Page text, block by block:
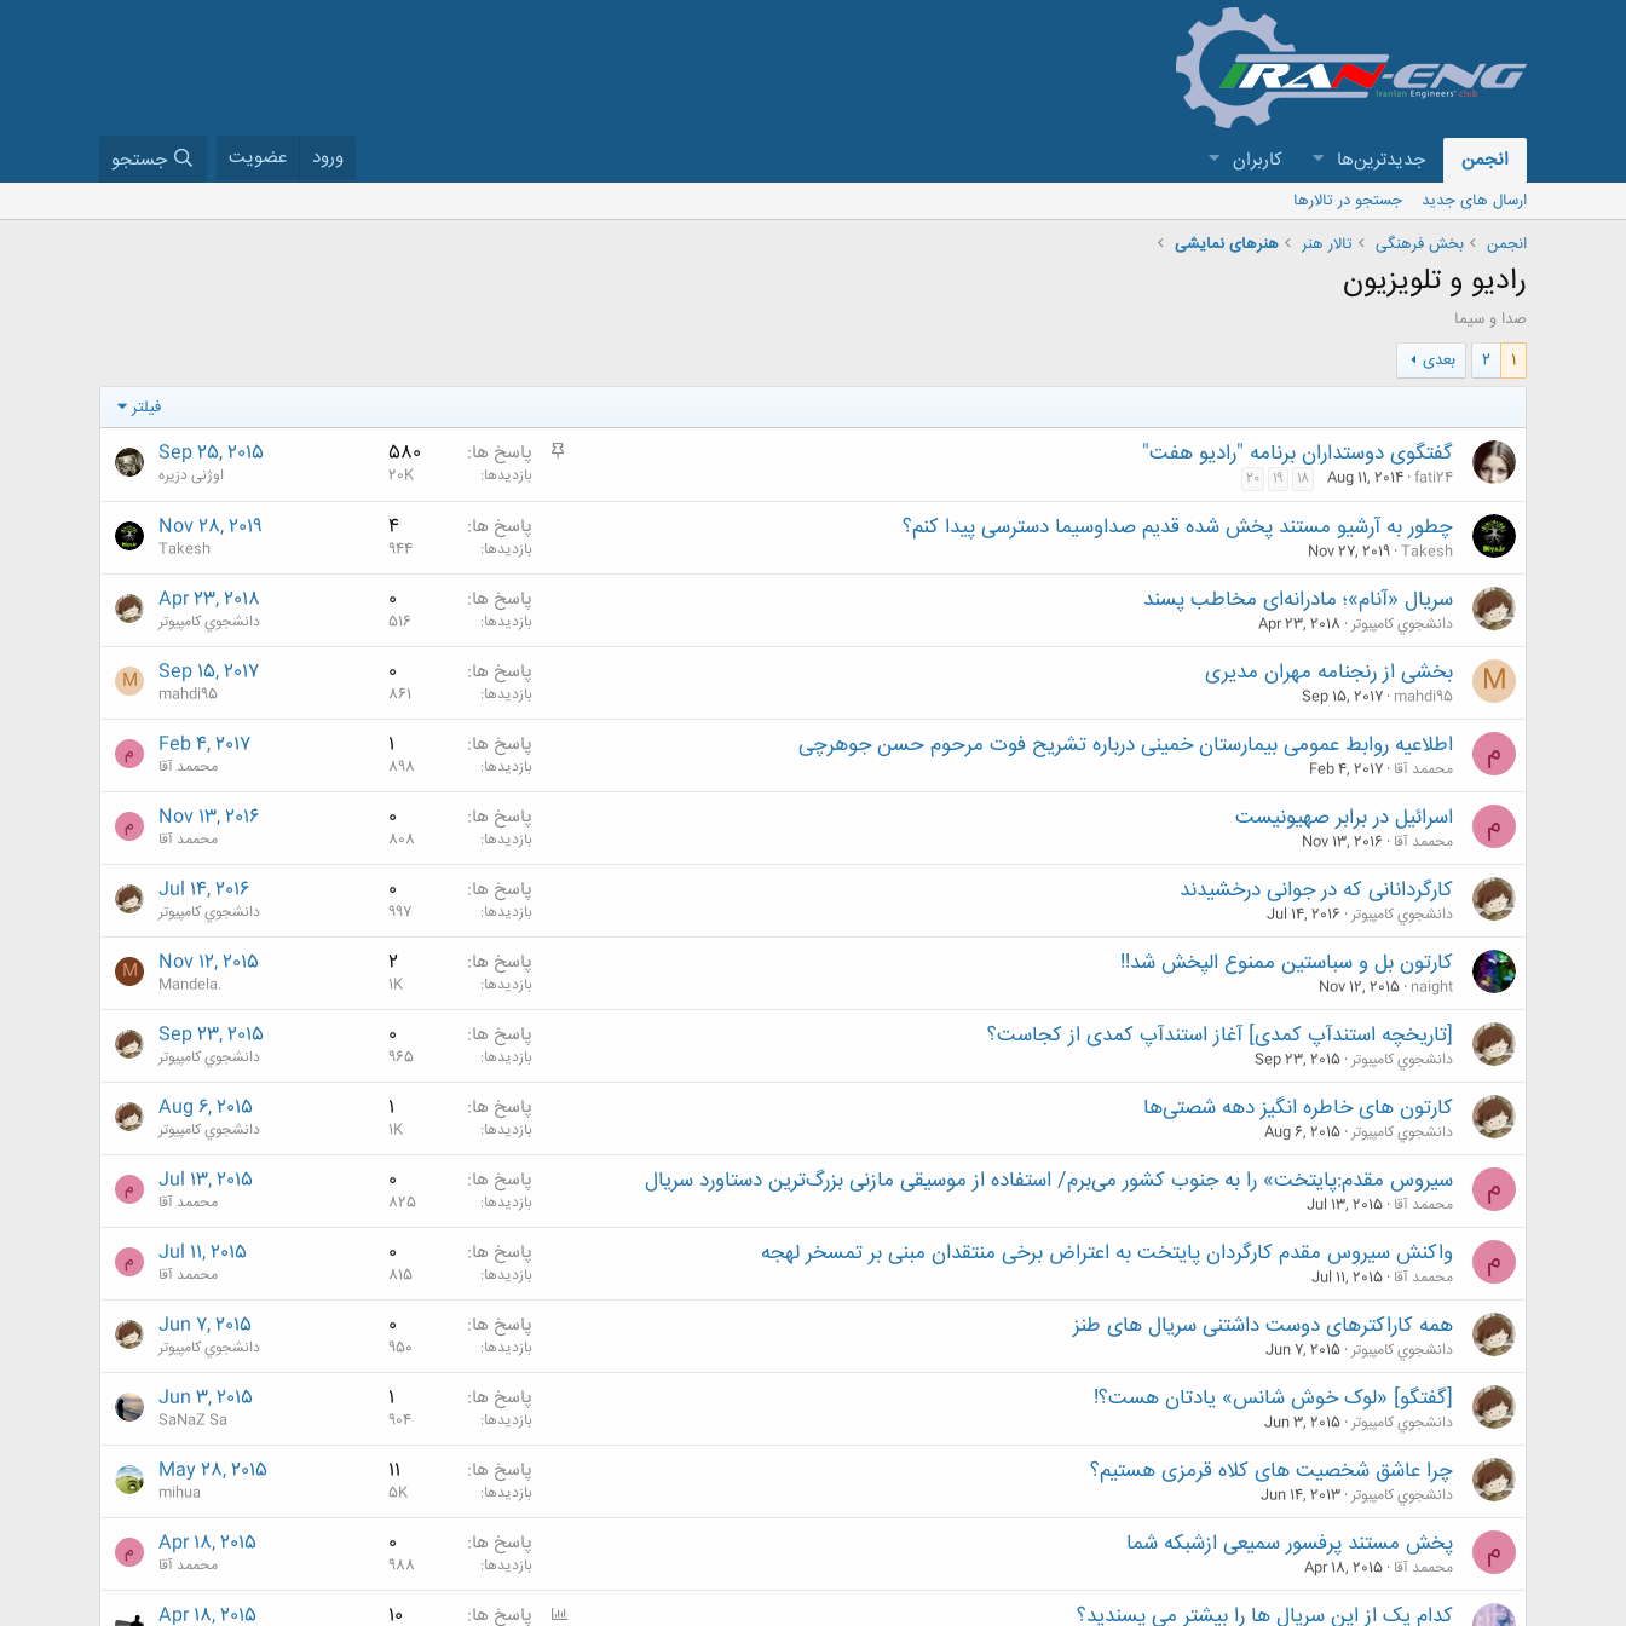
انجمن جدیدترین‌ها کاربران ورود عضویت جستجو
ارسال های جدید
جستجو در تالارها
انجمن
بخش فرهنگی تالار هنر هنرهای نمایشی
رادیو و تلویزیون
صدا و سیما
1
2
بعدی
فیلتر
م
گفتگوی دوستداران برنامه "رادیو هفت"
fati24
Aug 11, 2014
18
19
20
پاسخ ها 580
بازدیدها 20K
Sep 25, 2015
اوژنی دزیره
چطور به آرشیو مستند پخش شده قدیم صداوسیما دسترسی پیدا کنم؟
Takesh
Nov 27, 2019
پاسخ ها 4
بازدیدها 944
Nov 28, 2019
Takesh
سریال «آنام»؛ مادرانه‌ای مخاطب پسند
دانشجوي كامپيوتر Apr 23, 2018
پاسخ ها 0
بازدیدها 516
Apr 23, 2018
دانشجوي كامپيوتر
M بخشی از رنجنامه مهران مدیری
mahdi95
Sep 15, 2017
پاسخ ها 0
بازدیدها 861
Sep 15, 2017
mahdi95
M
م اطلاعیه روابط عمومی بیمارستان خمینی درباره تشریح فوت مرحوم حسن جوهرچی
محممد آقا Feb 4, 2017
پاسخ ها 1
بازدیدها 898
Feb 4, 2017
محممد آقا م
م اسرائیل در برابر صهیونیست
محممد آقا Nov 13, 2016
پاسخ ها 0
بازدیدها 808
Nov 13, 2016
محممد آقا م
کارگردانانی که در جوانی درخشیدند
دانشجوي كامپيوتر Jul 14, 2016
پاسخ ها 0
بازدیدها 997
Jul 14, 2016
دانشجوي كامپيوتر
کارتون بل و سباستین ممنوع الپخش شد!!
naight
Nov 12, 2015
پاسخ ها 2
بازدیدها 1K
Nov 12, 2015
Mandela.
M
[تاریخچه استندآپ کمدی] آغاز استندآپ کمدی از کجاست؟
دانشجوي كامپيوتر Sep 23, 2015
پاسخ ها 0
بازدیدها 965
Sep 23, 2015
دانشجوي كامپيوتر
کارتون های خاطره انگیز دهه شصتی‌ها
دانشجوي كامپيوتر Aug 6, 2015
پاسخ ها 1
بازدیدها 1K
Aug 6, 2015
دانشجوي كامپيوتر
م سیروس مقدم:پایتخت» را به جنوب کشور می‌برم/ استفاده از موسیقی مازنی بزرگ‌ترین دستاورد سریال
محممد آقا Jul 13, 2015
پاسخ ها 0
بازدیدها 825
Jul 13, 2015
محممد آقا م
م واکنش سیروس مقدم کارگردان پایتخت به اعتراض برخی منتقدان مبنی بر تمسخر لهجه
محممد آقا Jul 11, 2015
پاسخ ها 0
بازدیدها 815
Jul 11, 2015
محممد آقا م
همه کاراکترهای دوست داشتنی سریال های طنز
دانشجوي كامپيوتر Jun 7, 2015
پاسخ ها 0
بازدیدها 950
Jun 7, 2015
دانشجوي كامپيوتر
[گفتگو] «لوک خوش شانس» یادتان هست؟!
دانشجوي كامپيوتر Jun 3, 2015
پاسخ ها 1
بازدیدها 904
Jun 3, 2015
SaNaZ Sa
چرا عاشق شخصیت های کلاه قرمزی هستیم؟
دانشجوي كامپيوتر Jun 14, 2013
پاسخ ها 11
بازدیدها 5K
May 28, 2015
mihua
م پخش مستند پرفسور سمیعی ازشبکه شما
محممد آقا Apr 18, 2015
پاسخ ها 0
بازدیدها 988
Apr 18, 2015
محممد آقا م
P
کدام یک از این سریال ها را بیشتر می پسندید؟ پاسخ ها 10
Apr 18, 2015